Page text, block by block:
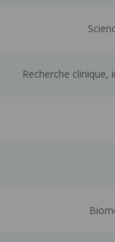
Recherche